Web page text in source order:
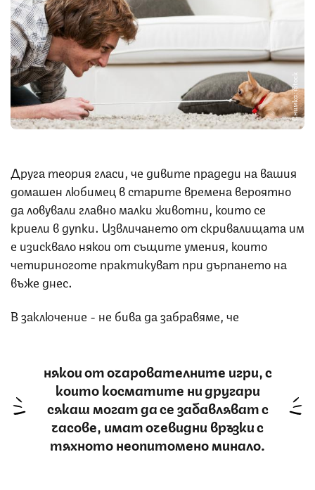
Снимка: iStock
Друга теория гласи, че дивите прадеди на вашия
домашен любимец в старите времена вероятно
да ловували главно малки животни, които се
криели в дупки. Извличането от скривалищата им
е изисквало някои от същите умения, които
четириноготе практикуват при дърпането на
въже днес.
В заключение - не бива да забравяме, че
някои от очарователните игри, с
които косматите ни другари
сякаш могат да се забавляват с
часове, имат очевидни връзки с
тяхното неопитомено минало.